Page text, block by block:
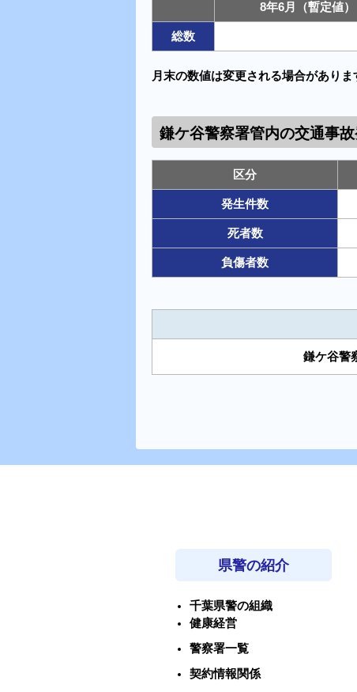
8年6月（暫定値）
総数
月末の数値は変更される場合がありま
鎌ケ谷警察署管内の 交通事
区分
発生件数
死者数
負傷者数
鎌ケ谷警
県警の紹介
千葉県警の組織
健康経営
警察署一覧
契約情報関係